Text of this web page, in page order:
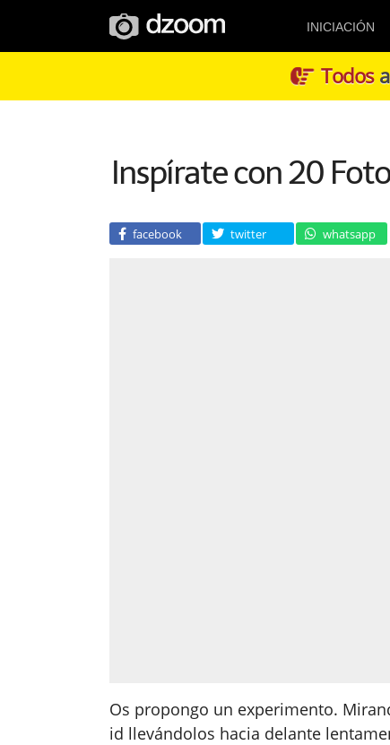
INICIACIÓN
Todos
Inspírate con 20
facebook twitter whatsapp
Os propongo un experimento.
id llevándolos hacia delante